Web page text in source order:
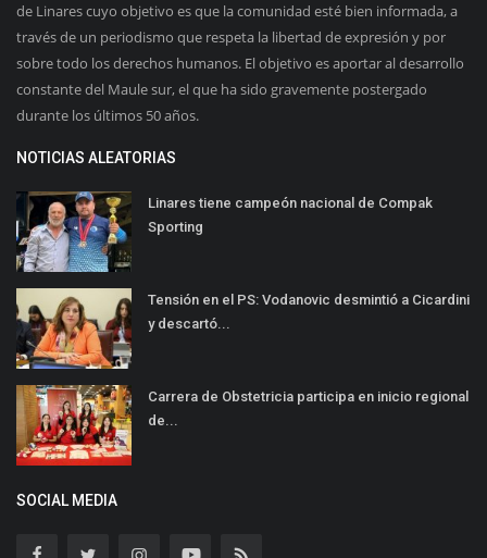
de Linares cuyo objetivo es que la comunidad esté bien informada, a
través de un periodismo que respeta la libertad de expresión y por
sobre todo los derechos humanos. El objetivo es aportar al desarrollo
constante del Maule sur, el que ha sido gravemente postergado
durante los últimos 50 años.
NOTICIAS ALEATORIAS
Linares tiene campeón nacional de Compak
Sporting
Tensión en el PS: Vodanovic desmintió a Cicardini
y descartó...
Carrera de Obstetricia participa en inicio regional
de...
SOCIAL MEDIA